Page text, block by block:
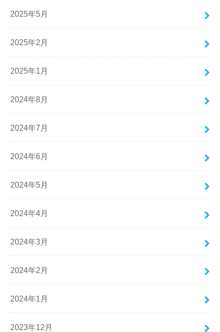
2025年5月
2025年2月
2025年1月
2024年8月
2024年7月
2024年6月
2024年5月
2024年4月
2024年3月
2024年2月
2024年1月
2023年12月